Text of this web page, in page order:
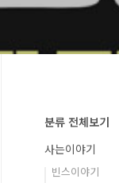
분류 전체보기
사는이야기
빈스이야기